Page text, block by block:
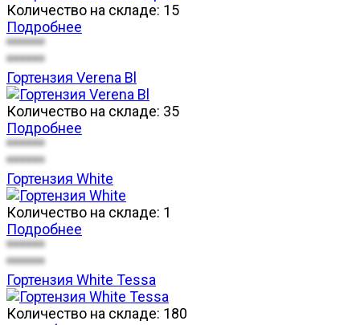
Количество на складе: 15
Подробнее
******
******
Гортензия Verena Bl
Количество на складе: 35
Подробнее
******
******
Гортензия White
Количество на складе: 1
Подробнее
******
******
Гортензия White Tessa
Количество на складе: 180